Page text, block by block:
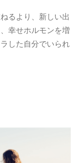
るより、新しい出
幸せホルモンを増
した自分でいられ